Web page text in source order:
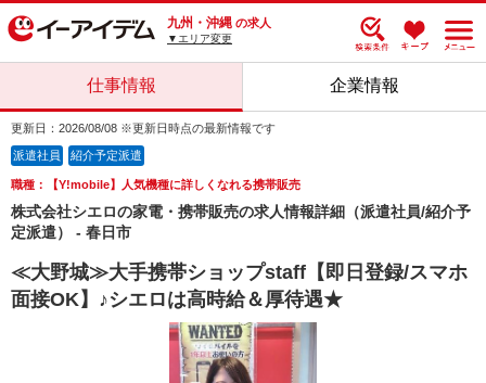
九州・沖縄 の求人
▼エリア変更
仕事情報 企業情報
更新日：2026/08/08 ※更新日時点の最新情報です
派遣社員 紹介予定派遣
職種：【Y!mobile】人気機種に詳しくなれる携帯販売
株式会社シエロの家電・携帯販売の求人情報詳細（派遣社員/紹介予
定派遣） - 春日市
≪大野城≫大手携帯ショップstaff【即日登録/スマホ
面接OK】♪シエロは高時給＆厚待遇★